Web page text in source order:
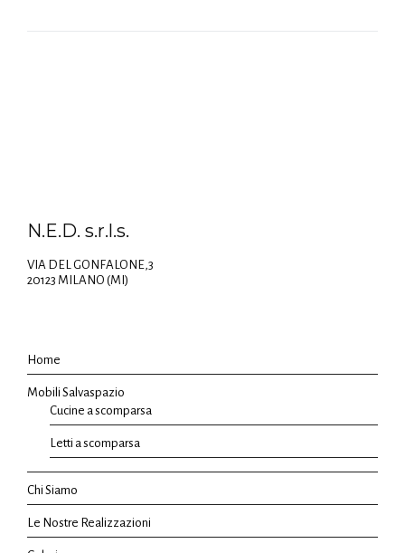
N.E.D. s.r.l.s.
VIA DEL GONFALONE,3
20123 MILANO (MI)
Home
Mobili Salvaspazio
Cucine a scomparsa
Letti a scomparsa
Chi Siamo
Le Nostre Realizzazioni